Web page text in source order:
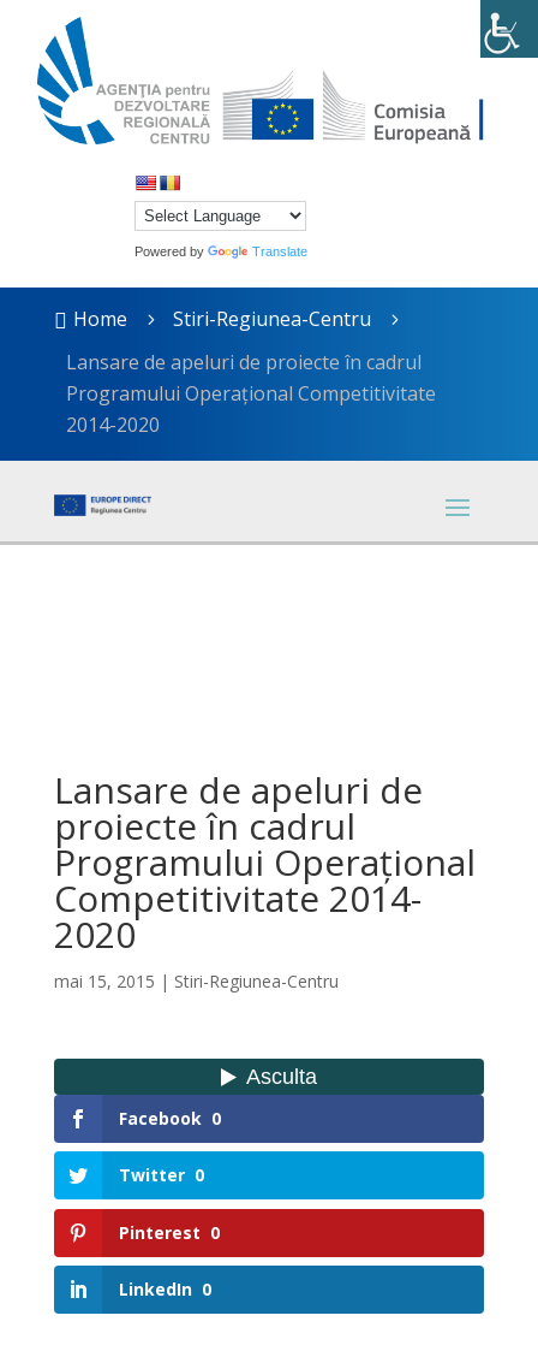
Powered by Translate
 Home 5 Stiri-Regiunea-Centru 5
Lansare de apeluri de proiecte în cadrul
Programului Operațional Competitivitate
2014-2020
Lansare de apeluri de
proiecte în cadrul
Programului Operațional
Competitivitate 2014-
2020
mai 15, 2015 | Stiri-Regiunea-Centru
Facebook 0
Twitter 0
Pinterest 0
LinkedIn 0